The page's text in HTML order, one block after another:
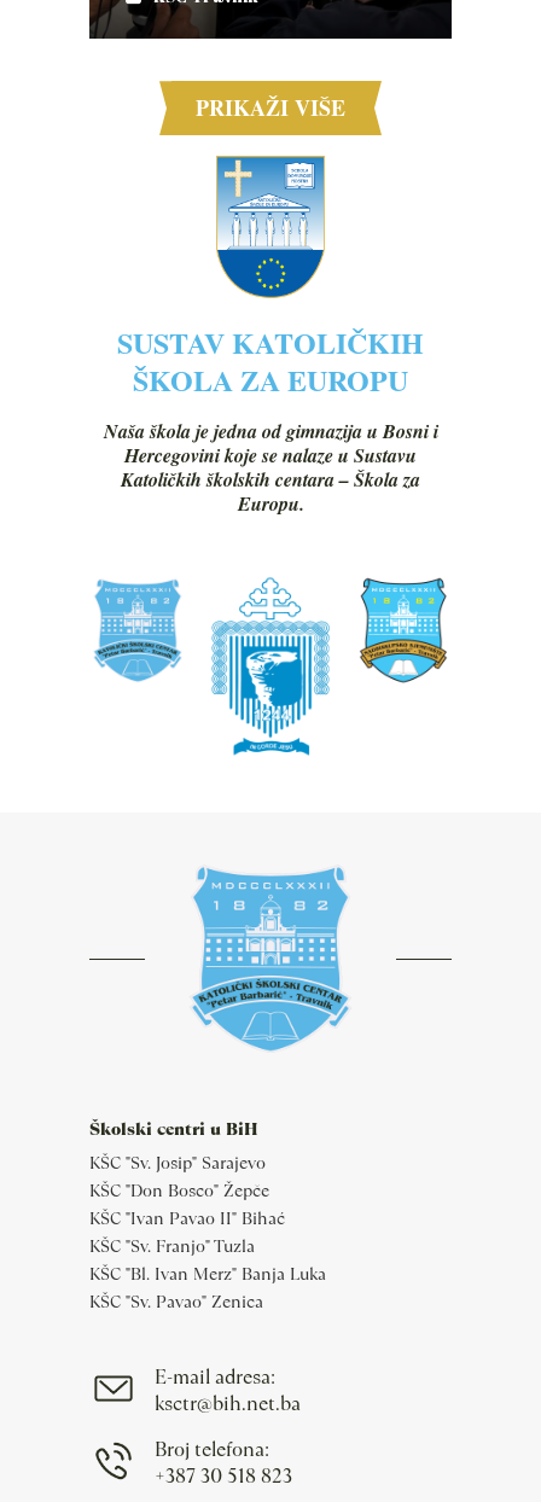
PRIKAŽI VIŠE
SUSTAV KATOLIČKIH
ŠKOLA ZA EUROPU
Naša škola je jedna od gimnazija u Bosni i
Hercegovini koje se nalaze u Sustavu
Katoličkih školskih centara – Škola za
Europu.
Školski centri u BiH
KŠC "Sv. Josip" Sarajevo
KŠC "Don Bosco" Žepče
KŠC "Ivan Pavao II" Bihać
KŠC "Sv. Franjo" Tuzla
KŠC "Bl. Ivan Merz" Banja Luka
KŠC "Sv. Pavao" Zenica
E-mail adresa:
ksctr@bih.net.ba
Broj telefona:
+387 30 518 823